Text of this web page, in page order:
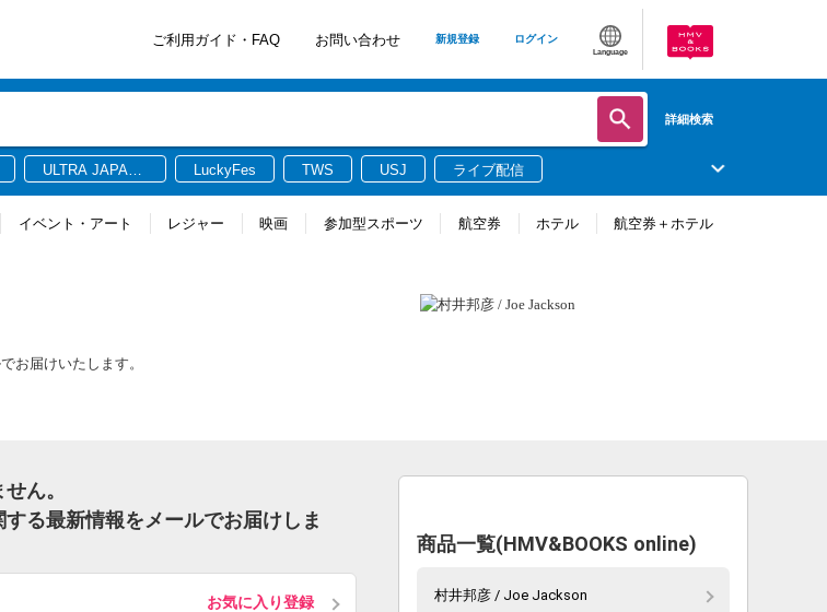
ご利用ガイド・FAQ お問い合わせ 新規登録 ログイン
Language
詳細検索
ULTRA JAPAN
LuckyFes TWS USJ ライブ配信
イベント・アート レジャー 映画 参加型スポーツ 航空券 ホテル 航空券＋ホテル
お届けいたします。
ん。
る最新情報をメールでお届けしま
お気に入り登録
商品一覧(HMV&BOOKS online)
村井邦彦 / Joe Jackson